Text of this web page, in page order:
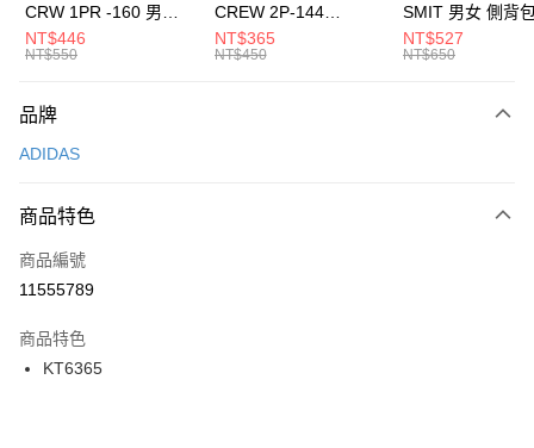
元大商業銀行
台灣樂天信用卡公司
全盈+PAY
AFTEE先享後付
【關於「AFTEE先享後付」】
便利好安心！
３．安心：先確認商品／服務後，再付款。
【「AFTEE先享後付」結帳流程】
１．於結帳方式選擇「AFTEE先享後付」後，將跳轉至「AFTEE先享後付」
２．訂單成立數日內，您將收到繳費通知簡訊。
３．收到繳費通知簡訊後14天內，點擊此簡訊中的連結，可透過四大超商／
ATM／網路銀行／等多元方式進行付款，方視為交易完成。
運送方式
每筆NT$100，滿NT$1,500(含以上)免運費
宅配
每筆NT$100，滿NT$1,500(含以上)免運費
付款後門市自取
每筆NT$100，滿NT$1,500(含以上)免運費
CRW 1PR -160 男女
中統襪 FZ3393100
NT$446
NT$550
CREW 2P-144
EMBRDY 男女 短統襪
FZ3073133
NT$365
NT$450
SMIT 男女 側背
BA5871010
NT$527
NT$650
品牌
ADIDAS
商品特色
商品編號
11555789
商品特色
KT6365